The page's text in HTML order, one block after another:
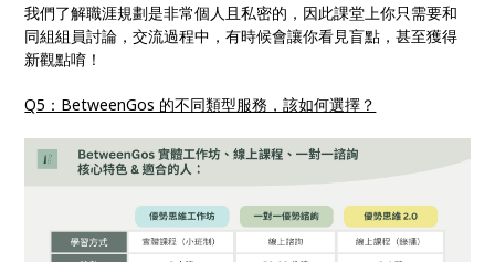
我們了解職涯規劃是非常個人且私密的，因此課堂上你只需要和
同組組員討論，交流過程中，有時候會讓你看見盲點，甚至獲得
新觀點唷！
Q5：BetweenGos 的不同類型服務，該如何選擇？